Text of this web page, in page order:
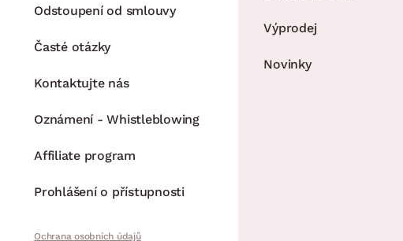
Odstoupení od smlouvy
Časté otázky
Kontaktujte nás
Oznámení - Whistleblowing
Affiliate program
Prohlášení o přístupnosti
Ochrana osobních údajů
Výprodej
Novinky